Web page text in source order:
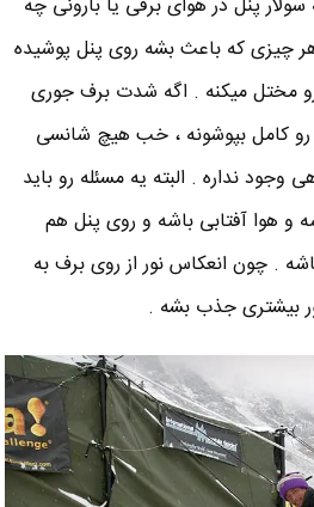
پنل در هوای برفی یا بارونی چه
چیزی که باعث بشه روی پنل پوشیده
مختل میکنه . اگه شدت برف جوری
کامل بپوشونه ، خب هیچ شانسی
نداره . البته یه مسئله رو باید
و هوا آفتابی باشه و روی پنل هم
. چون انعکاس نور از روی برف به
بیشتری جذب بشه .